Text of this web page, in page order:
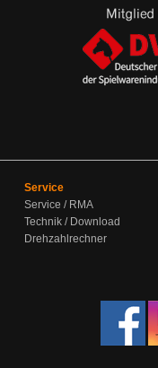
Service
Service / RMA
Technik / Download
Drehzahlrechner